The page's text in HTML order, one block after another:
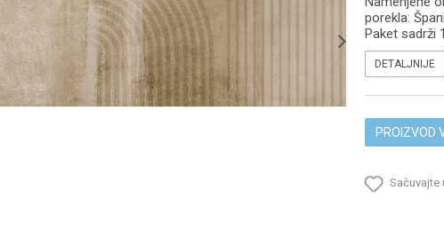
porekla:
Paket sadrži
DETALJNIJE
PROIZVOD
Sačuvajte